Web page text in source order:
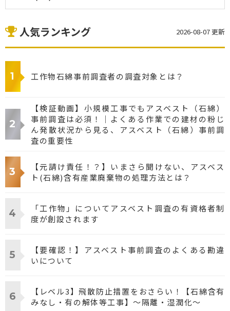
人気ランキング 2026-08-07 更新
工作物石綿事前調査者の調査対象とは？
【検証動画】小規模工事でもアスベスト（石綿）
事前調査は必須！｜よくある作業での建材の粉じ
ん発散状況から見る、アスベスト（石綿）事前調
査の重要性
【元請け責任！？】いまさら聞けない、アスベス
ト(石綿)含有産業廃棄物の処理方法とは？
「工作物」についてアスベスト調査の有資格者制
度が創設されます
【要確認！】アスベスト事前調査のよくある勘違
いについて
【レベル3】飛散防止措置をおさらい！【石綿含有
みなし・有の解体等工事】～隔離・湿潤化～